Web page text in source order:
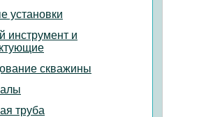
установки
инструмент и
скважины
труба